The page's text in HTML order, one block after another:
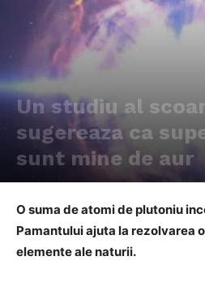
Un studiu al
sugereaza ca
sunt mine de aur
O suma de atomi de plutoniu
Pamantului ajuta la rezolvarea
elemente ale naturii.